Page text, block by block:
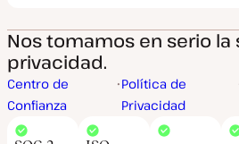
Nos tomamos en serio la
privacidad.
Centro de
Confianza
Política de
Privacidad